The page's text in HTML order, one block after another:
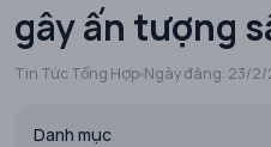
gây ấn tượng
Tin Tức Tổng Hợp Ngày đăng: 23/2/
Danh mục